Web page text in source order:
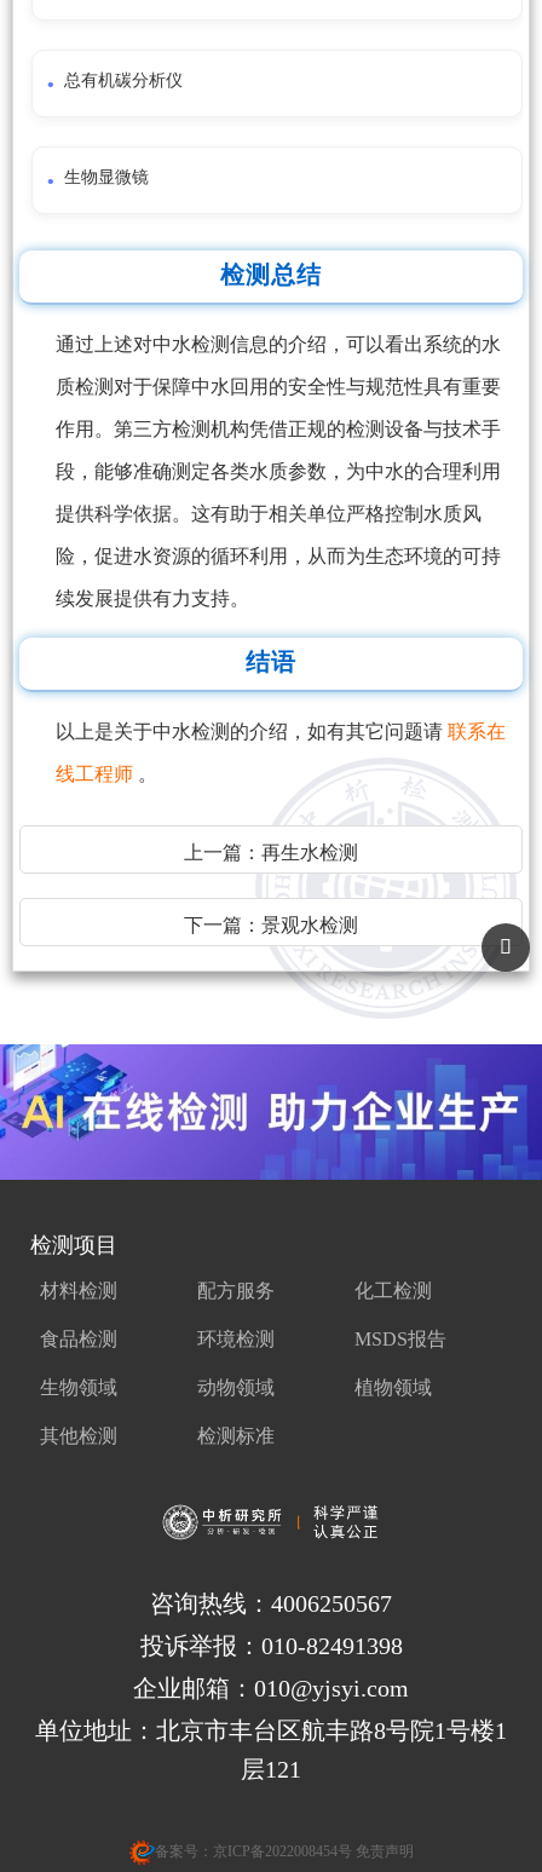
总有机碳分析仪
生物显微镜
检测总结
通过上述对中水检测信息的介绍，可以看出系统的水
质检测对于保障中水回用的安全性与规范性具有重要
作用。第三方检测机构凭借正规的检测设备与技术手
段，能够准确测定各类水质参数，为中水的合理利用
提供科学依据。这有助于相关单位严格控制水质风
险，促进水资源的循环利用，从而为生态环境的可持
续发展提供有力支持。
结语
以上是关于中水检测的介绍，如有其它问题请 联系在
线工程师 。
上一篇： 再生水检测
下一篇： 景观水检测
检测项目
材料检测 配方服务 化工检测
食品检测 环境检测 MSDS报告
生物领域 动物领域 植物领域
其他检测 检测标准
咨询热线：4006250567
投诉举报：010-82491398
企业邮箱：010@yjsyi.com
单位地址：北京市丰台区航丰路8号院1号楼1
层121
备案号： 京ICP备2022008454号 免责声明